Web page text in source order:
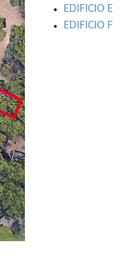
EDIFICIO E
EDIFICIO F